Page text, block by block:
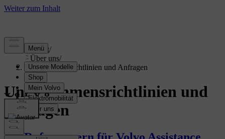
Support/
Über uns/
Unternehmensrichtlinien und Anfragen
Unternehmensrichtlinien und
Anfragen